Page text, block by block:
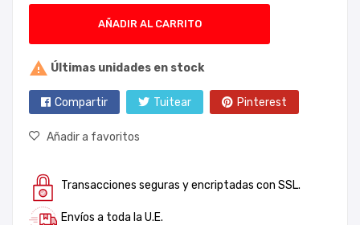
AÑADIR AL CARRITO
 Últimas unidades en stock
Compartir Tuitear Pinterest
Añadir a favoritos
Transacciones seguras y encriptadas con SSL.
Envíos a toda la U.E.